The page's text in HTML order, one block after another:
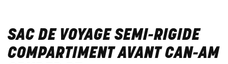
SAC DE VOYAGE SEMI-RIGIDE
COMPARTIMENT AVANT CAN-AM